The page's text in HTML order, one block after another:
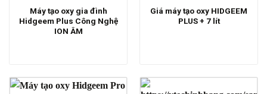
Máy tạo oxy gia đình
Hidgeem Plus Công Nghệ
ION ÂM
Giá máy tạo oxy HIDGEEM
PLUS + 7 lít